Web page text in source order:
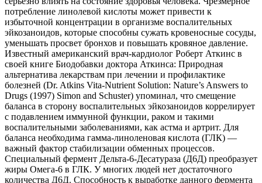
потребление линолевой кислоты может привести к
избыточной концентрации в организме воспалительных
эйкозаноидов, которые способны сужать кровеносные сосуды,
уменьшать просвет бронхов и повышать кровяное давление.
Известный американский врач-кардиолог Роберт Аткинс в
своей книге Биодобавки доктора Аткинса: Природная
альтернатива лекарствам при лечении и профилактике
болезней (Dr. Atkins Vita-Nutrient Solution: Nature’s Answers to
Drugs (1997) Simon and Schuster) упоминал, что смещение
баланса в сторону воспалительных эйкозаноидов коррелирует
с подавлением иммунной функции, раком и такими
воспалительными заболеваниями, как астма и артрит. Для
баланса необходима гамма-линоленовая кислота (ГЛК) —
важный фактор стабилизации обменных процессов.
Специальный фермент Дельта-6-Десатураза (Д6Д) преобразует
жиры Омега-6 в ГЛК. У многих людей нет достаточного
количества Д6Д. Способность к выработке данного фермента